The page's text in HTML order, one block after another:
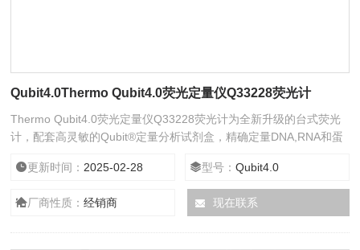
Qubit4.0Thermo Qubit4.0荧光定量仪Q33228荧光计
Thermo Qubit4.0荧光定量仪Q33228荧光计为全新升级的台式荧光
计，配套高灵敏的Qubit®定量分析试剂盒，精确定量DNA,RNA和蛋
合时方可发射荧光信号，从而报告靶分子的浓度，因此这种特异性可
以使您获得比传统紫外吸光法更加精确的结果。
更新时间： 2025-02-28 型号：Qubit4.0
厂商性质：经销商 现在联系